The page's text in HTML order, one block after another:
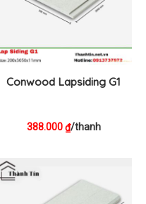
Conwood Lapsiding G1
388.000₫/thanh